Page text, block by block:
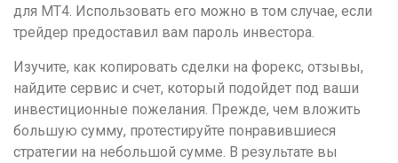
для MT4. Использовать его можно в том случае, если
трейдер предоставил вам пароль инвестора.
Изучите, как копировать сделки на форекс, отзывы,
найдите сервис и счет, который подойдет под ваши
инвестиционные пожелания. Прежде, чем вложить
большую сумму, протестируйте понравившиеся
стратегии на небольшой сумме. В результате вы